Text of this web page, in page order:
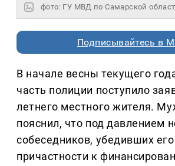
фото: ГУ МВД по Самарской
Подписывайтесь в
В начале весны текущего
часть полиции поступило
летнего местного жителя.
пояснил, что под давлением
собеседников, убедивших
причастности к